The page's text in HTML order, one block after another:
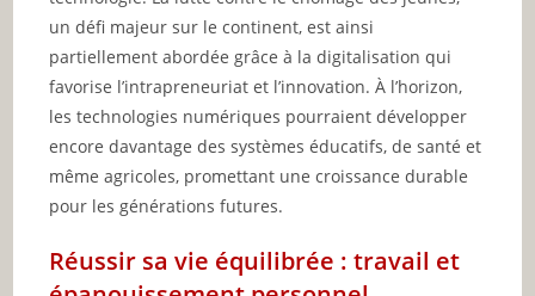
un défi majeur sur le continent, est ainsi
partiellement abordée grâce à la digitalisation qui
favorise l’intrapreneuriat et l’innovation. À l’horizon,
les technologies numériques pourraient développer
encore davantage des systèmes éducatifs, de santé et
même agricoles, promettant une croissance durable
pour les générations futures.
Réussir sa vie équilibrée : travail et